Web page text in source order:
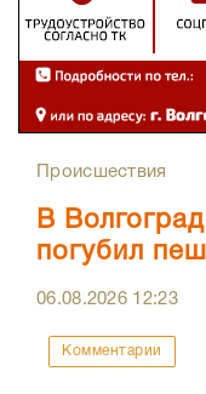
Происшествия
В
погубил
06.08.2026 12:23
Комментарии